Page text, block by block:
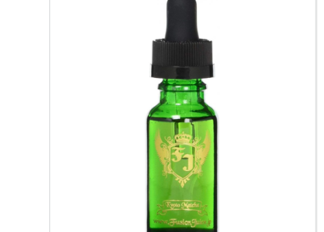
アトマイザー
互換機
コラム
POD
ショップ情報